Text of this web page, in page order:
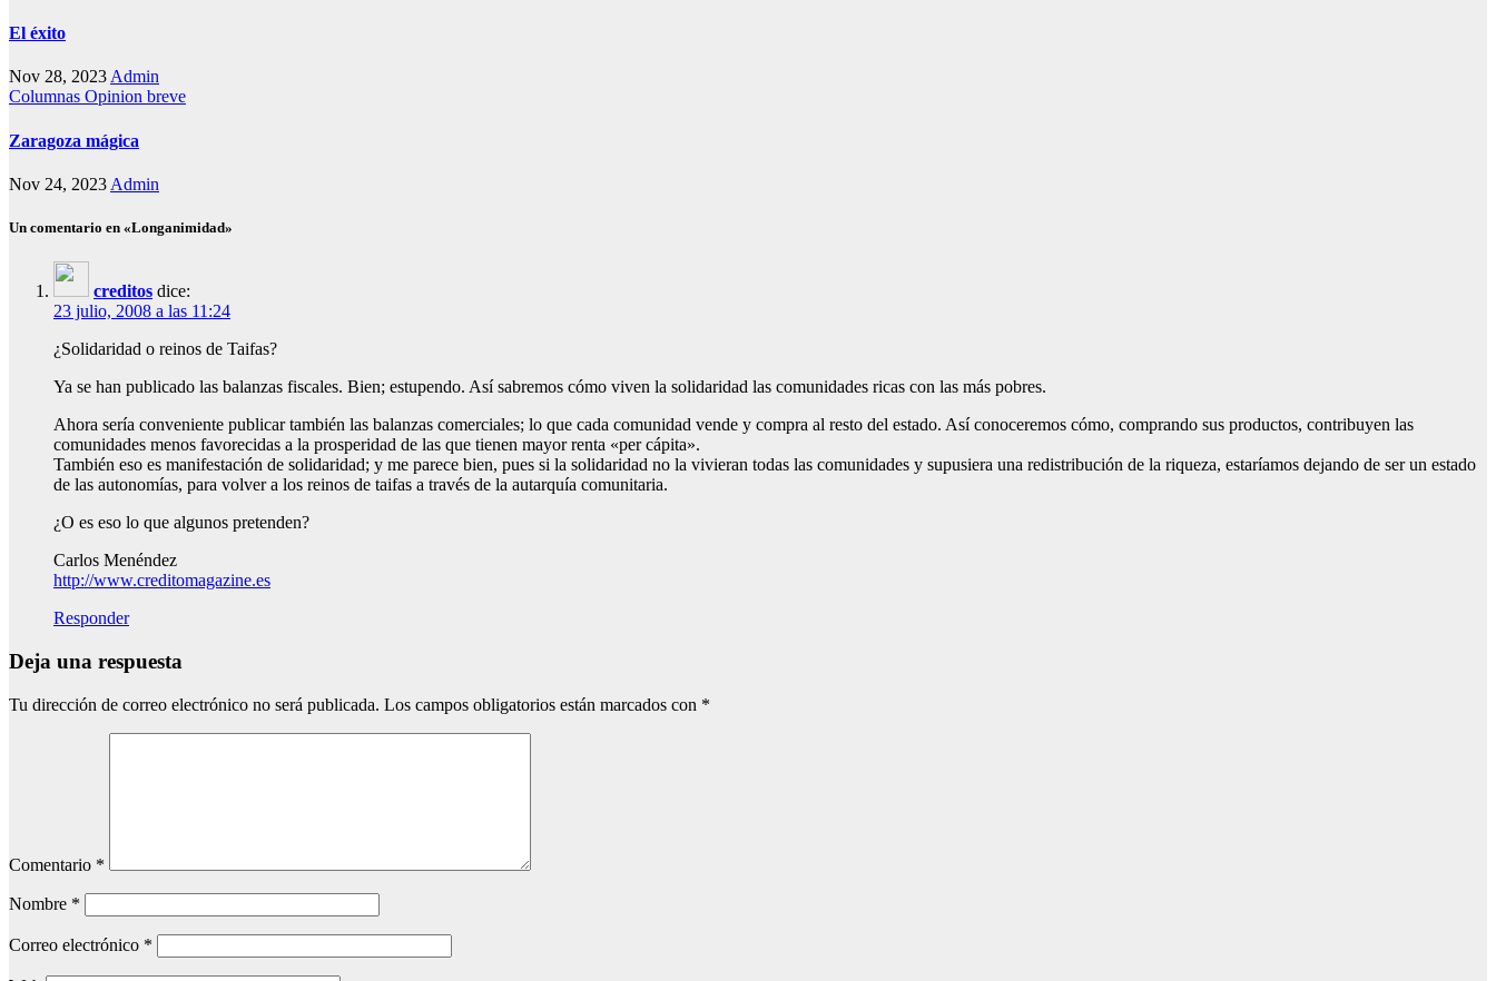
El éxito
Nov 28, 2023Admin
Columnas Opinion breve
Zaragoza mágica
Nov 24, 2023 Admin
Un comentario en «Longanimidad»
creditos dice:
23 julio, 2008 a las 11:24
¿Solidaridad o reinos de Taifas?
Ya se han publicado las balanzas fiscales. Bien; estupendo. Así sabremos cómo viven la solidaridad las comunidades ricas con las más pobres.
Ahora sería conveniente publicar también las balanzas comerciales; lo que cada comunidad vende y compra al resto del estado. Así conoceremos cómo, comprando sus productos, contribuyen las
comunidades menos favorecidas a la prosperidad de las que tienen mayor renta «per cápita».
También eso es manifestación de solidaridad; y me parece bien, pues si la solidaridad no la vivieran todas las comunidades y supusiera una redistribución de la riqueza, estaríamos dejando de ser un estado
de las autonomías, para volver a los reinos de taifas a través de la autarquía comunitaria.
¿O es eso lo que algunos pretenden?
Carlos Menéndez
http://www.creditomagazine.es
Responder
Deja una respuesta
Tu dirección de correo electrónico no será publicada. Los campos obligatorios están marcados con *
Comentario *
Nombre *
Correo electrónico *